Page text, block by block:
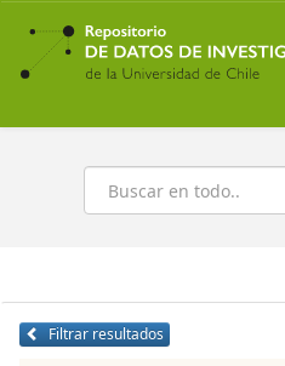
Ir
contenido
principal
Buscar
Filtrar resultados